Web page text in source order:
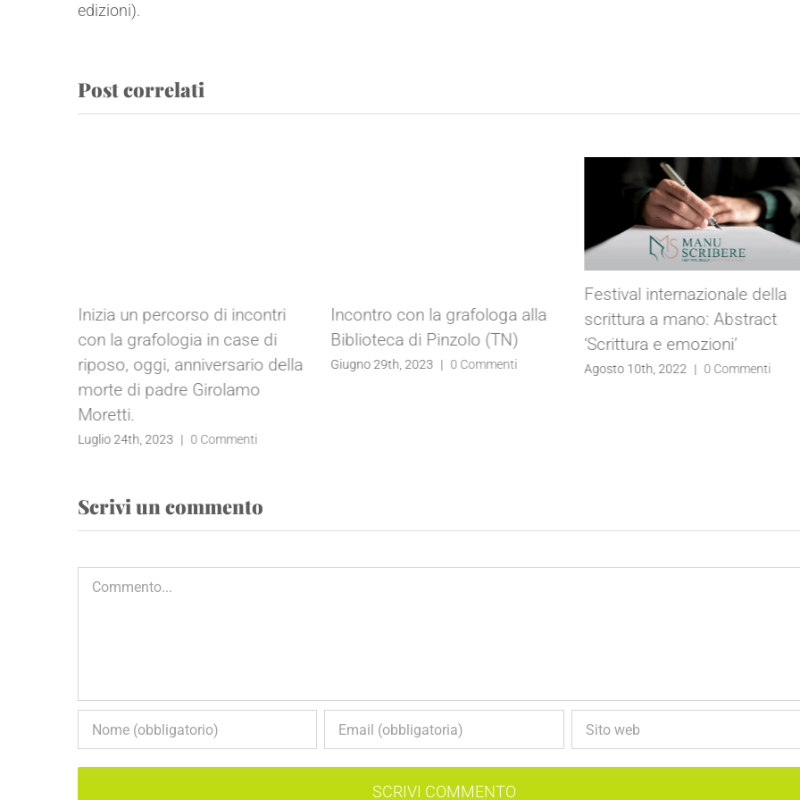
edizioni).
Post correlati
Inizia un percorso di incontri
con la grafologia in case di
riposo, oggi, anniversario della
morte di padre Girolamo
Moretti.
Luglio 24th, 2023 | 0 Commenti
Incontro con la grafologa alla
Biblioteca di Pinzolo (TN)
Giugno 29th, 2023 | 0 Commenti
Festival internazionale della
scrittura a mano: Abstract
‘Scrittura e emozioni’
Agosto 10th, 2022 | 0 Commenti
Scrivi un commento
Commento